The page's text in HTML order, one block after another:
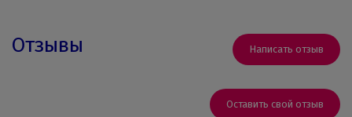
Отзывы Написать отзыв
Оставить свой отзыв